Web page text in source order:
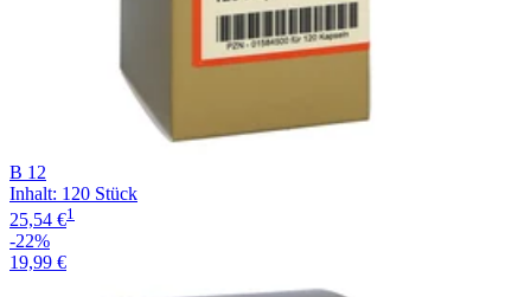
B 12
Inhalt: 120 Stück
25,54 €1
-22%
19,99 €